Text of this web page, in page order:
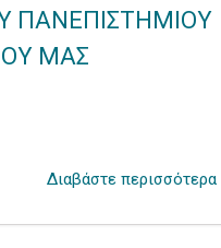
ΠΑΝΕΠΙΣΤΗΜΙΟΥ
ΜΑΣ
Διαβάστε περισσότερα